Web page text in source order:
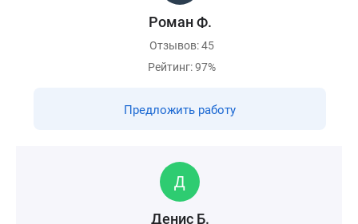
Роман Ф.
Отзывов: 45
Рейтинг: 97%
Предложить работу
Денис Б.